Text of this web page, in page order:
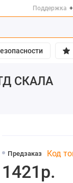
Поддержка
СКАЛА
Предзаказ Код
1421р.